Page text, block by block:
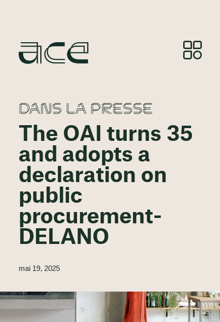
DANS LA PRESSE
The OAI turns 35
and adopts a
declaration on
public
procurement-
DELANO
mai 19, 2025